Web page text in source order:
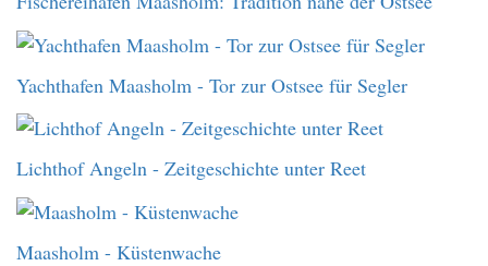
Yachthafen Maasholm - Tor zur Ostsee für Segler
Lichthof Angeln - Zeitgeschichte unter Reet
Maasholm - Küstenwache